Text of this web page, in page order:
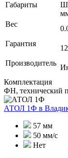
Габариты
Вес
Гарантия
Производитель
Комплектация
ФН, технический
АТОЛ 1Ф в
57 мм
50 мм/с
Нет